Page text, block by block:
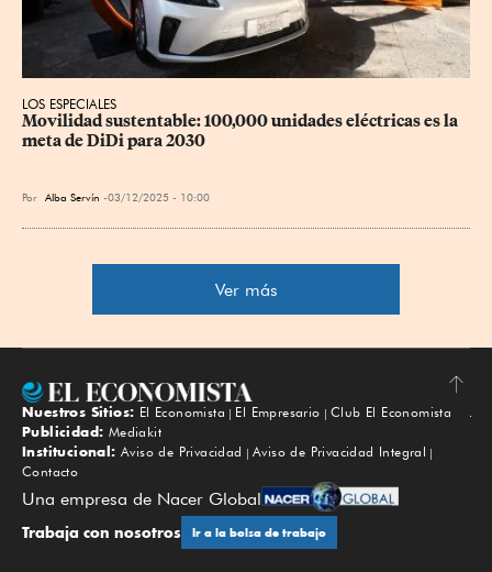
LOS ESPECIALES
Movilidad sustentable: 100,000 unidades eléctricas es la
meta de DiDi para 2030
Por Alba Servín 03/12/2025 - 10:00
Ver más
Subir
Nuestros Sitios: El Economista El Empresario
Club El Economista
Publicidad: Mediakit
Institucional: Aviso de Privacidad
Aviso de Privacidad Integral
Contacto
Una empresa de Nacer Global
Trabaja con nosotros Ir a la bolsa de trabajo